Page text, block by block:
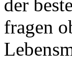
der
fragen